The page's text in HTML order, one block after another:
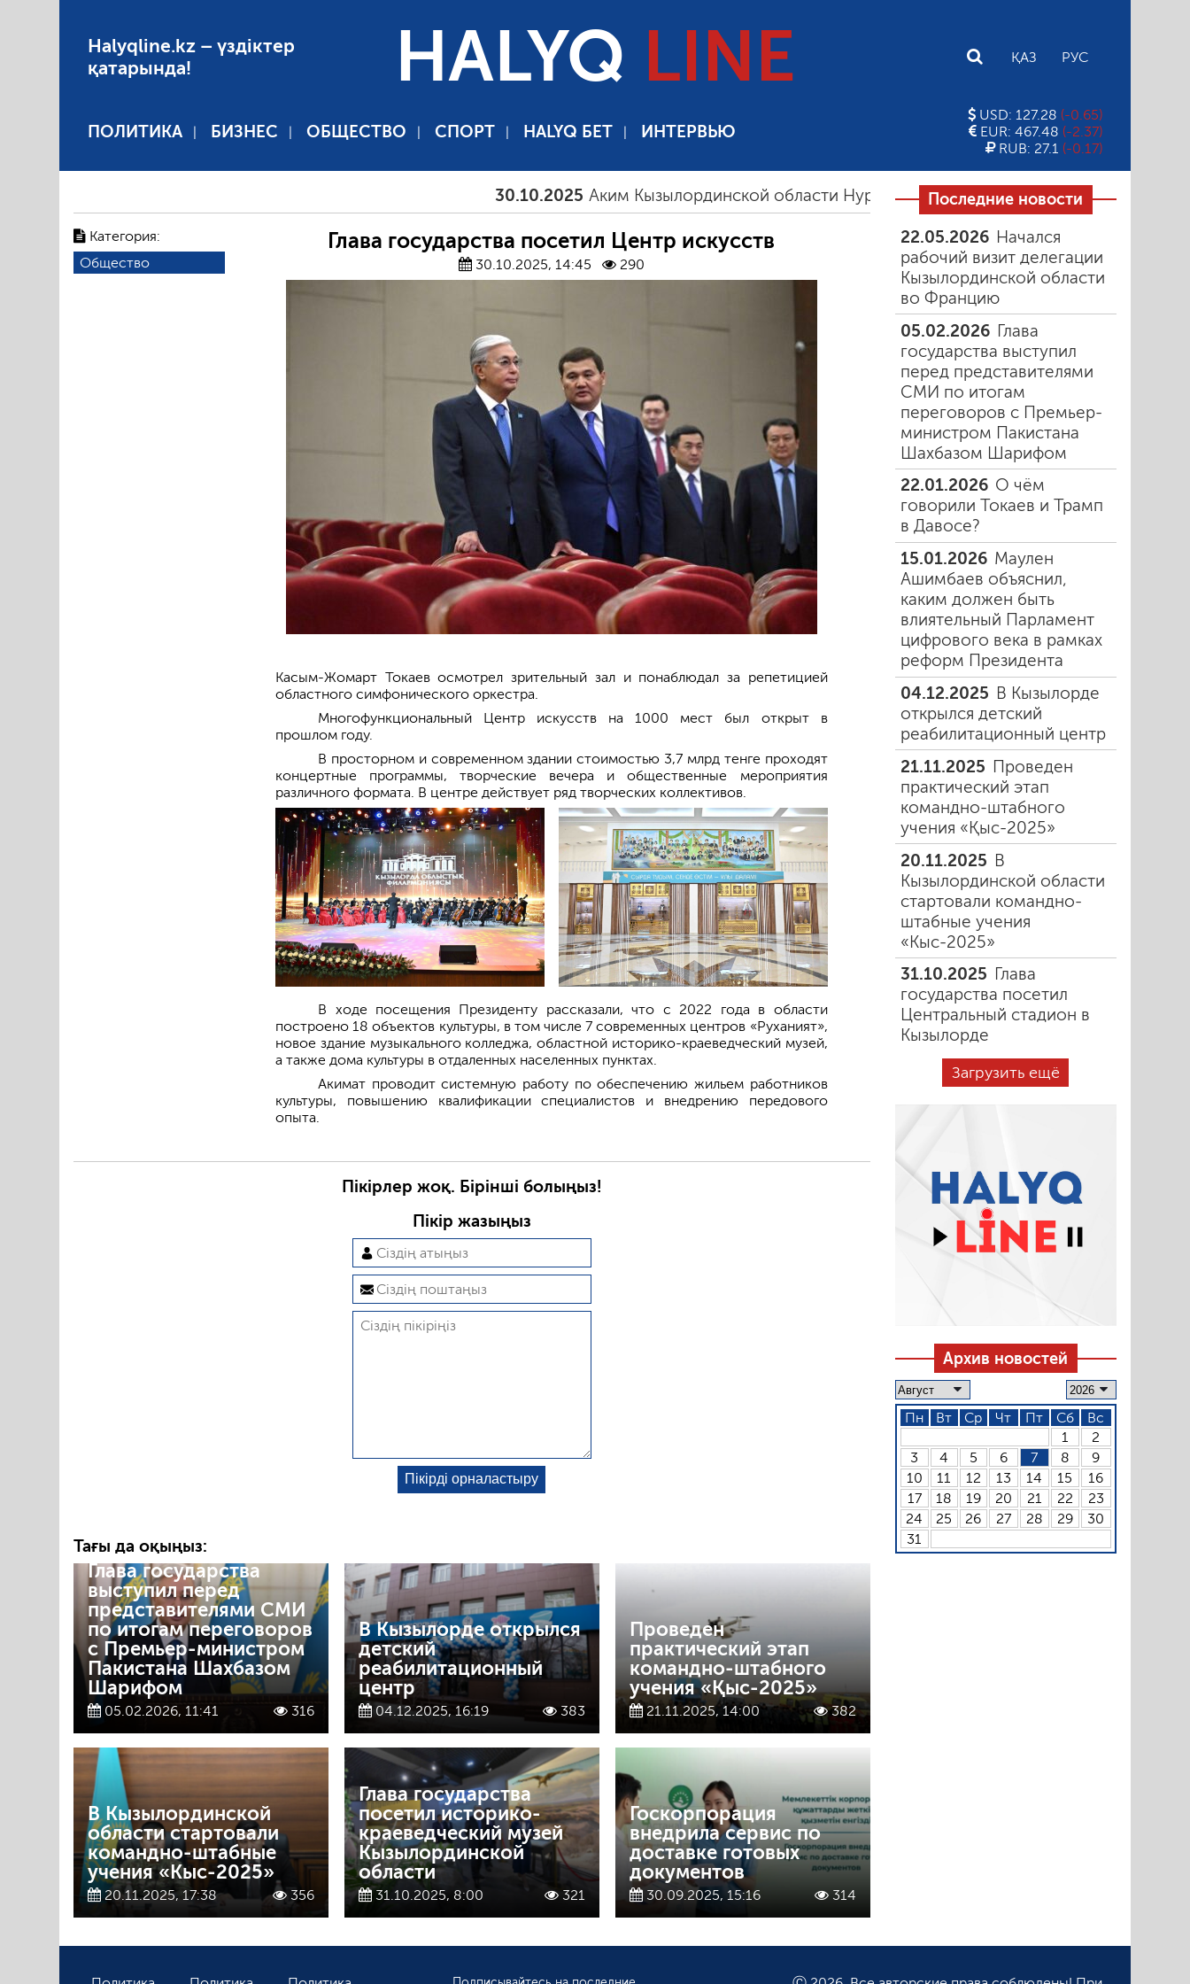
Halyqline.kz – үздіктер
қатарында!
HALYQ LINE ҚАЗ РУС
ПОЛИТИКА БИЗНЕС ОБЩЕСТВО СПОРТ HALYQ БЕТ ИНТЕРВЬЮ
USD: 127.28 (-0.65)
EUR: 467.48 (-2.37)
RUB: 27.1 (-0.17)
30.10.2025 Аким Кызылординской области Нурлыбек Налибаев доложил о социально-
Категория:
Общество
Глава государства посетил Центр искусств
30.10.2025, 14:45 290
Касым-Жомарт Токаев осмотрел зрительный зал и понаблюдал за репетицией
областного симфонического оркестра.
Многофункциональный Центр искусств на 1000 мест был открыт в
прошлом году.
В просторном и современном здании стоимостью 3,7 млрд тенге проходят
концертные программы, творческие вечера и общественные мероприятия
различного формата. В центре действует ряд творческих коллективов.
В ходе посещения Президенту рассказали, что с 2022 года в области
построено 18 объектов культуры, в том числе 7 современных центров «Руханият»,
новое здание музыкального колледжа, областной историко-краеведческий музей,
а также дома культуры в отдаленных населенных пунктах.
Акимат проводит системную работу по обеспечению жильем работников
культуры, повышению квалификации специалистов и внедрению передового
опыта.
Пікірлер жоқ. Бірінші болыңыз!
Пікір жазыңыз
Тағы да оқыңыз:
Глава государства
выступил перед
представителями СМИ
по итогам переговоров
с Премьер-министром
Пакистана Шахбазом
Шарифом
05.02.2026, 11:41 316
В Кызылорде открылся
детский
реабилитационный
центр
04.12.2025, 16:19 383
Проведен
практический этап
командно-штабного
учения «Қыс-2025»
21.11.2025, 14:00 382
В Кызылординской
области стартовали
командно-штабные
учения «Кыс-2025»
20.11.2025, 17:38 356
Глава государства
посетил историко-
краеведческий музей
Кызылординской
области
31.10.2025, 8:00 321
Госкорпорация
внедрила сервис по
доставке готовых
документов
30.09.2025, 15:16 314
Последние новости
22.05.2026 Начался
рабочий визит делегации
Кызылординской области
во Францию
05.02.2026 Глава
государства выступил
перед представителями
СМИ по итогам
переговоров с Премьер-
министром Пакистана
Шахбазом Шарифом
22.01.2026 О чём
говорили Токаев и Трамп
в Давосе?
15.01.2026 Маулен
Ашимбаев объяснил,
каким должен быть
влиятельный Парламент
цифрового века в рамках
реформ Президента
04.12.2025 В Кызылорде
открылся детский
реабилитационный центр
21.11.2025 Проведен
практический этап
командно-штабного
учения «Қыс-2025»
20.11.2025 В
Кызылординской области
стартовали командно-
штабные учения
«Кыс-2025»
31.10.2025 Глава
государства посетил
Центральный стадион в
Кызылорде
Загрузить ещё
Архив новостей
Пн Вт Ср Чт Пт Сб
Вс
1
2
3
4 5 6 7 8
9
10
11 12 13 14 15
16
17
18 19 20 21 22
23
24
25 26 27 28 29
30
31